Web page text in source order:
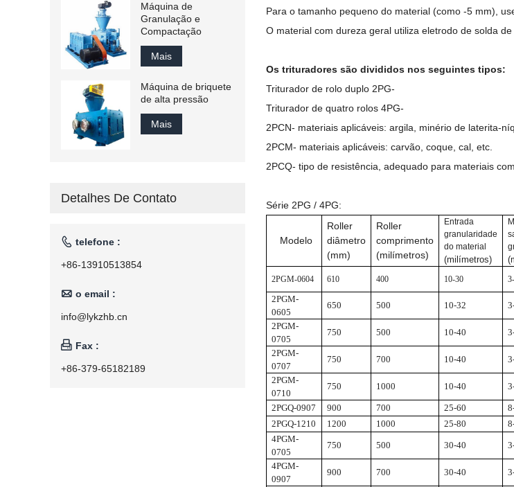
Para o tamanho pequeno do material (como -5 mm),
O material com dureza geral utiliza eletrodo de solda
Os trituradores são divididos nos seguintes tipos:
Triturador de rolo duplo 2PG-
Triturador de quatro rolos 4PG-
2PCN- materiais aplicáveis: argila, minério de laterita-
2PCM- materiais aplicáveis: carvão, coque, cal, etc.
2PCQ- tipo de resistência, adequado para materiais
Série 2PG / 4PG:
Modelo
Roller
diâmetro
(mm)
Roller
comprimento
(milímetros)
Entrada
granularidade
do material
(milímetros)
2PGM-0604 610 400 10-30
2PGM-
0605
650 500 10-32
2PGM-
0705
750 500 10-40
2PGM-
0707
750 700 10-40
2PGM-
0710
750 1000 10-40
2PGQ-0907 900 700 25-60
2PGQ-1210
1200 1000 25-80
4PGM-
0705
750 500 30-40
4PGM-
0907
900 700 30-40
Máquina de
Granulação e
Compactação
Mais
Máquina de briquete
de alta pressão
Mais
Detalhes De Contato
 telefone :
+86-13910513854
 o email :
info@lykzhb.cn
 Fax :
+86-379-65182189